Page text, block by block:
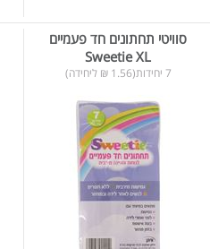
סוויטי תחתונים חד פעמיים
Sweetie XL
7 יחידות(1.56 ₪ ליחידה)